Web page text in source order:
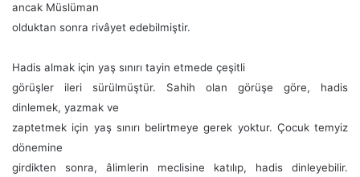
ancak Müslüman
olduktan sonra rivâyet edebilmiştir.
Hadis almak için yaş sınırı tayin etmede çeşitli
görüşler ileri sürülmüştür. Sahih olan görüşe göre, hadis
dinlemek, yazmak ve
zaptetmek için yaş sınırı belirtmeye gerek yoktur. Çocuk temyiz
dönemine
girdikten sonra, âlimlerin meclisine katılıp, hadis dinleyebilir.